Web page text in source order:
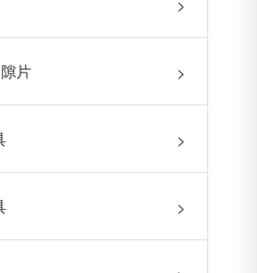
片 >
>
>